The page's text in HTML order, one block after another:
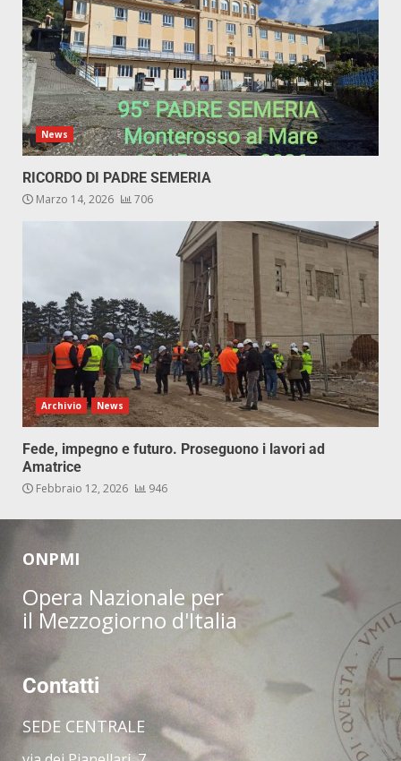
News
RICORDO DI PADRE SEMERIA
Marzo 14, 2026 706
Archivio News
Fede, impegno e futuro. Proseguono i lavori ad
Amatrice
Febbraio 12, 2026 946
ONPMI
Opera Nazionale per
il Mezzogiorno d'Italia
Contatti
SEDE CENTRALE